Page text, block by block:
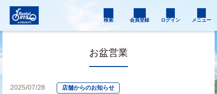
検索 会員登録 ログイン メニュー
お盆営業
2025/07/28 店舗からのお知らせ